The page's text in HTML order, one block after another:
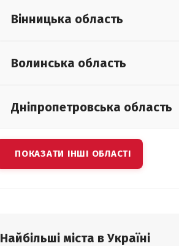
Вінницька область
Волинська область
Дніпропетровська область
ПОКАЗАТИ ІНШІ ОБЛАСТІ
Найбільші міста в Україні